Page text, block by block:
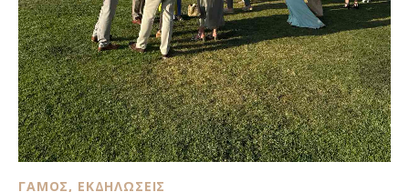
ΓΆΜΟΣ, ΕΚΔΗΛΏΣΕΙΣ